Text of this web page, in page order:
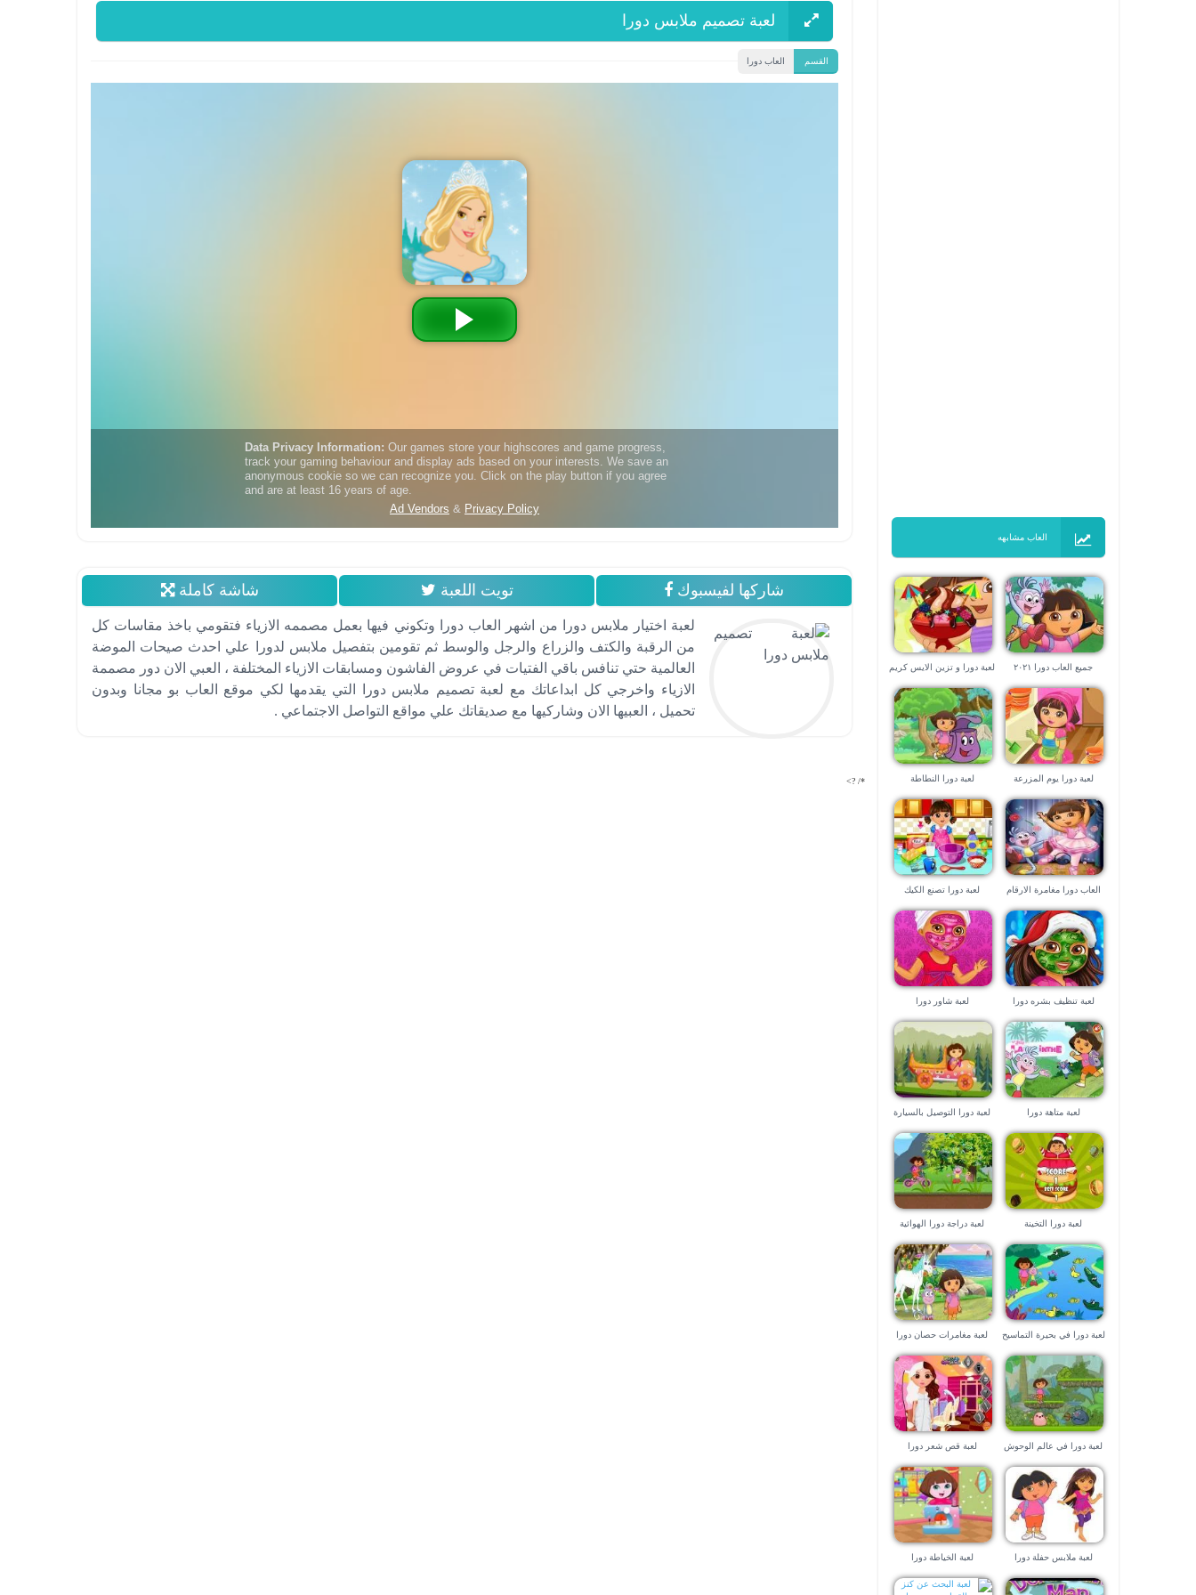
العاب مشابهه
جميع العاب دورا ٢٠٢١ لعبة دورا و تزين الايس كريم
لعبة دورا يوم المزرعة لعبة دورا النطاطة
العاب دورا مغامرة الارقام لعبة دورا تصنع الكيك
لعبة تنظيف بشره دورا لعبة شاور دورا
لعبة متاهة دورا لعبة دورا التوصيل بالسيارة
لعبة دورا التخينة لعبة دراجة دورا الهوائية
لعبة دورا في بحيرة التماسيح لعبة مغامرات حصان دورا
لعبة دورا في عالم الوحوش لعبة قص شعر دورا
لعبة ملابس حفلة دورا لعبة الخياطة دورا
لعبة تصميم ملابس دورا
القسم العاب دورا
شاركها لفيسبوك تويت اللعبة شاشة كاملة
لعبة اختيار ملابس دورا من اشهر العاب دورا وتكوني فيها بعمل مصممه الازياء فتقومي باخذ مقاسات كل
من الرقبة والكتف والزراع والرجل والوسط ثم تقومين بتفصيل ملابس لدورا علي احدث صيحات الموضة
العالمية حتي تنافس باقي الفتيات في عروض الفاشون ومسابقات الازياء المختلفة ، العبي الان دور مصممة
الازياء واخرجي كل ابداعاتك مع لعبة تصميم ملابس دورا التي يقدمها لكي موقع العاب بو مجانا وبدون
تحميل ، العبيها الان وشاركيها مع صديقاتك علي مواقع التواصل الاجتماعي .
*/ ?>